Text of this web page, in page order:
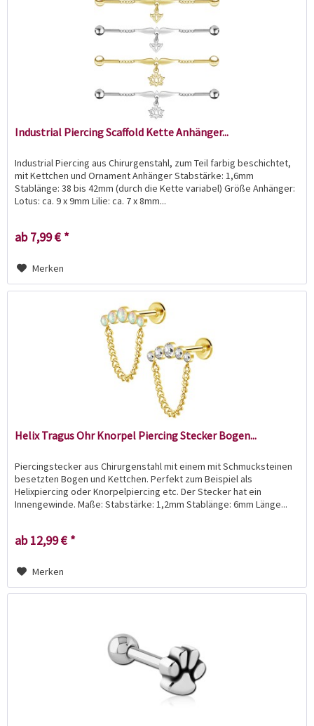
Industrial Piercing Scaffold Kette Anhänger...
Industrial Piercing aus Chirurgenstahl, zum Teil farbig beschichtet,
mit Kettchen und Ornament Anhänger Stabstärke: 1,6mm
Stablänge: 38 bis 42mm (durch die Kette variabel) Größe Anhänger:
Lotus: ca. 9 x 9mm Lilie: ca. 7 x 8mm...
ab 7,99 € *
Merken
Helix Tragus Ohr Knorpel Piercing Stecker Bogen...
Piercingstecker aus Chirurgenstahl mit einem mit Schmucksteinen
besetzten Bogen und Kettchen. Perfekt zum Beispiel als
Helixpiercing oder Knorpelpiercing etc. Der Stecker hat ein
Innengewinde. Maße: Stabstärke: 1,2mm Stablänge: 6mm Länge...
ab 12,99 € *
Merken